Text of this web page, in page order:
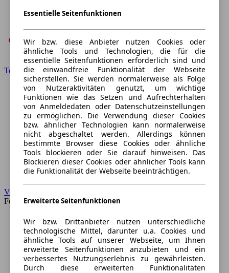
Toyota
VW
Forum
Essentielle Seitenfunktionen
Wir bzw. diese Anbieter nutzen Cookies oder
ähnliche Tools und Technologien, die für die
essentielle Seitenfunktionen erforderlich sind und
die einwandfreie Funktionalität der Webseite
sicherstellen. Sie werden normalerweise als Folge
von Nutzeraktivitäten genutzt, um wichtige
Funktionen wie das Setzen und Aufrechterhalten
von Anmeldedaten oder Datenschutzeinstellungen
zu ermöglichen. Die Verwendung dieser Cookies
bzw. ähnlicher Technologien kann normalerweise
nicht abgeschaltet werden. Allerdings können
bestimmte Browser diese Cookies oder ähnliche
Tools blockieren oder Sie darauf hinweisen. Das
Blockieren dieser Cookies oder ähnlicher Tools kann
die Funktionalität der Webseite beeinträchtigen.
Erweiterte Seitenfunktionen
Wir bzw. Drittanbieter nutzen unterschiedliche
technologische Mittel, darunter u.a. Cookies und
ähnliche Tools auf unserer Webseite, um Ihnen
erweiterte Seitenfunktionen anzubieten und ein
verbessertes Nutzungserlebnis zu gewährleisten.
Durch diese erweiterten Funktionalitäten